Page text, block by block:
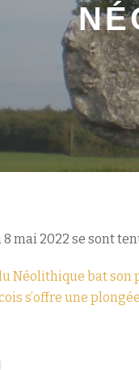
8 mai 2022 se sont
Néolithique bat son
s’offre une